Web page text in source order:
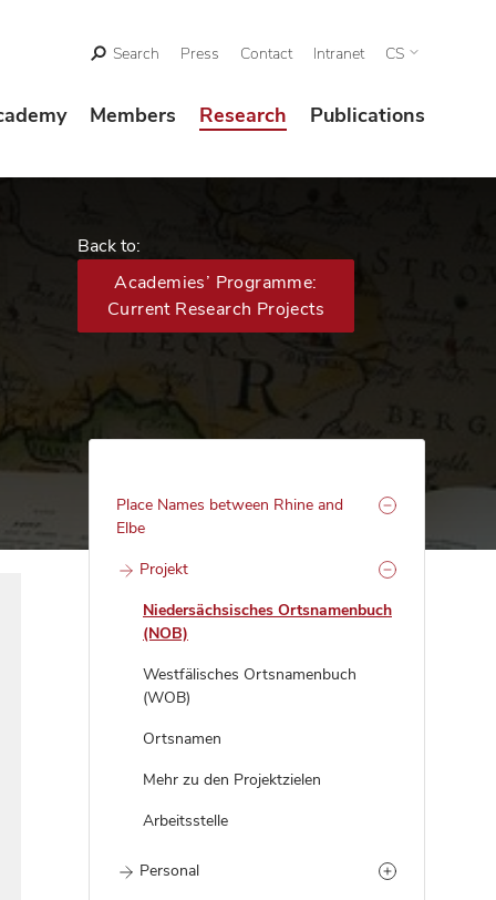
Search Press Contact Intranet CS
Members Research Publications
Back to:
Academies’ Programme:
Current Research Projects
Place Names between Rhine and
Elbe
Projekt
Niedersächsisches Ortsnamenbuch
(NOB)
Westfälisches Ortsnamenbuch
(WOB)
Ortsnamen
Mehr zu den Projektzielen
Arbeitsstelle
Personal